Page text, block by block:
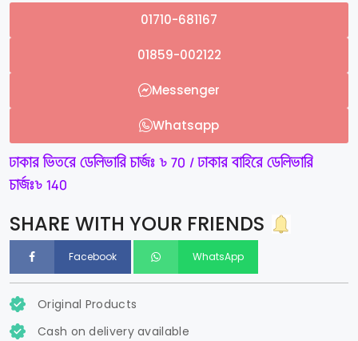
01710-681167
01859-002122
Messenger
Whatsapp
ঢাকার ভিতরে ডেলিভারি চার্জঃ ৳ 70 / ঢাকার বাহিরে ডেলিভারি
চার্জঃ৳ 140
SHARE WITH YOUR FRIENDS
Facebook WhatsApp
Original Products
Cash on delivery available